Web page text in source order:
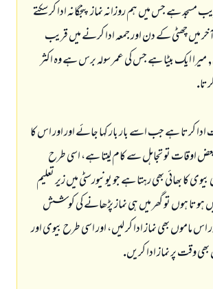
ہے جس ميں ہم روزانہ نماز پنجگانہ ادا كر سكتے
ميں چھٹى كے دن اور جمعہ ادا كرنے ميں قريب
ايك بيٹا ہے جس كى عمر سولہ برس ہے وہ اكثر
ادا كرتا ہے جب اسے بار بار كہا جائے اور اور اس كا
بعض اوقات تو تجاہل سے كام ليتا ہے، اسى طرح
كا بھائى بھى رہتا ہے جو يونيورسٹى ميں زير تعليم
ہوتا ہوں تو گھر ميں ہى نماز پڑھانے كى كوشش
اس ماموں بھى نماز ادا كر ليں، اور اسى طرح بيوى اور
وقت پر نماز ادا كريں.